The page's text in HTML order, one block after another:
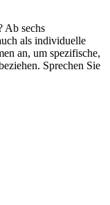
Ab sechs
als individuelle
an, um spezifische,
Sprechen Sie